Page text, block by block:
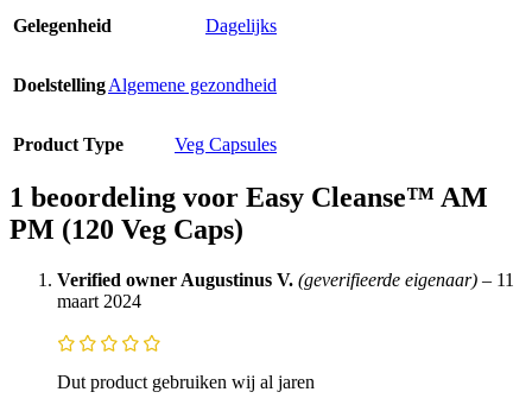
Gelegenheid Dagelijks
DoelstellingAlgemene gezondheid
Product Type Veg Capsules
1 beoordeling voor Easy Cleanse™ AM
PM (120 Veg Caps)
Verified owner Augustinus V. (geverifieerde eigenaar) – 11
maart 2024
Dut product gebruiken wij al jaren